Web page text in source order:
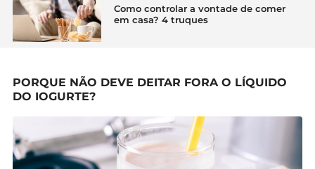
Como controlar a vontade de comer
em casa? 4 truques
PORQUE NÃO DEVE DEITAR FORA O LÍQUIDO
DO IOGURTE?